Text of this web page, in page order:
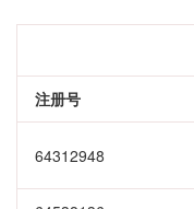
注册号
64312948